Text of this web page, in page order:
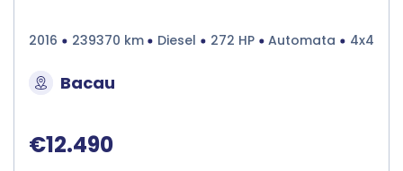
2016 239370 km Diesel 272 HP Automata 4x4
Bacau
€12.490